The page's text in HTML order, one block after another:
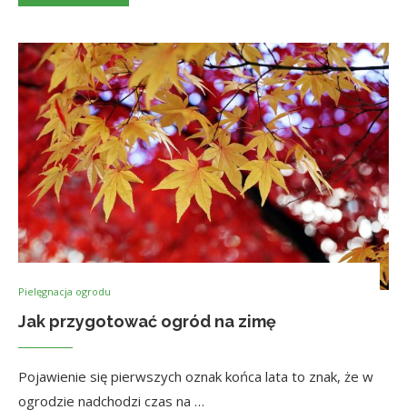
Pielęgnacja ogrodu
Jak przygotować ogród na zimę
Pojawienie się pierwszych oznak końca lata to znak, że w
ogrodzie nadchodzi czas na …